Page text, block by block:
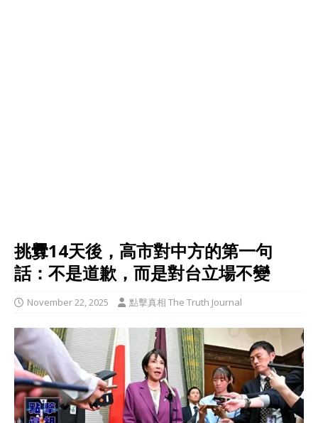
挑釁14天後，高市對中方的第一句
話：不是道歉，而是對台立場不變
November 22, 2025 點擊真相 The Truth Journal